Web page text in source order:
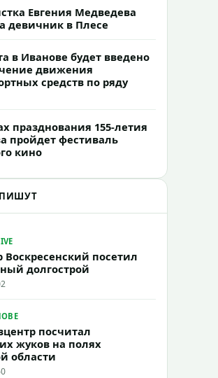
Евгения Медведева
девичник в Плесе
в Иванове будет введено
движения
средств по ряду
празднования 155-летия
пройдет фестиваль
кино
ПИШУТ
Воскресенский посетил
долгострой
посчитал
жуков на полях
области